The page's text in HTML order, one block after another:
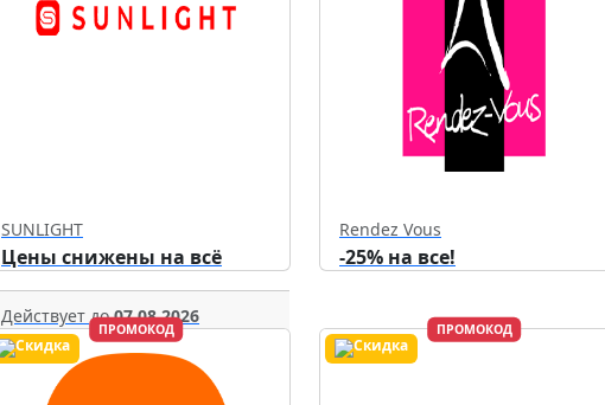
SUNLIGHT
Цены снижены на всё
Действует до07.08.2026
Rendez Vous
-25% на все!
ПРОМОКОД ПРОМОКОД